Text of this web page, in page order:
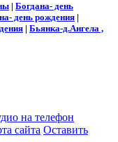
| Богдана- день
день рождения |
| Бьянка-д.Ангела ,
сайта Оставить